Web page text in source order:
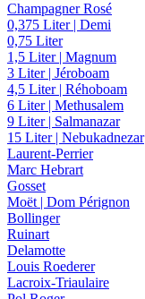
Champagner Rosé
0,375 Liter | Demi
0,75 Liter
1,5 Liter | Magnum
3 Liter | Jéroboam
4,5 Liter | Réhoboam
6 Liter | Methusalem
9 Liter | Salmanazar
15 Liter | Nebukadnezar
Laurent-Perrier
Marc Hebrart
Gosset
Moët | Dom Pérignon
Bollinger
Ruinart
Delamotte
Louis Roederer
Lacroix-Triaulaire